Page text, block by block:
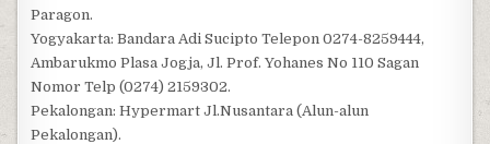
Paragon.
Yogyakarta: Bandara Adi Sucipto Telepon 0274-8259444,
Ambarukmo Plasa Jogja, Jl. Prof. Yohanes No 110 Sagan
Nomor Telp (0274) 2159302.
Pekalongan: Hypermart Jl.Nusantara (Alun-alun
Pekalongan).